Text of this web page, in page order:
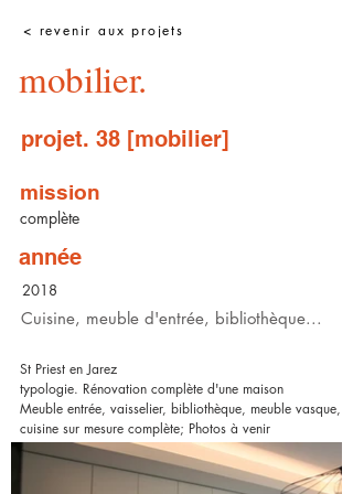
< revenir aux projets
mobilier.
projet. 38 [mobilier]
mission
complète
année
2018
Cuisine, meuble d'entrée, bibliothèque...
St Priest en Jarez
typologie. Rénovation complète d'une maison
Meuble entrée, vaisselier, bibliothèque, meuble vasque,
cuisine sur mesure complète; Photos à venir